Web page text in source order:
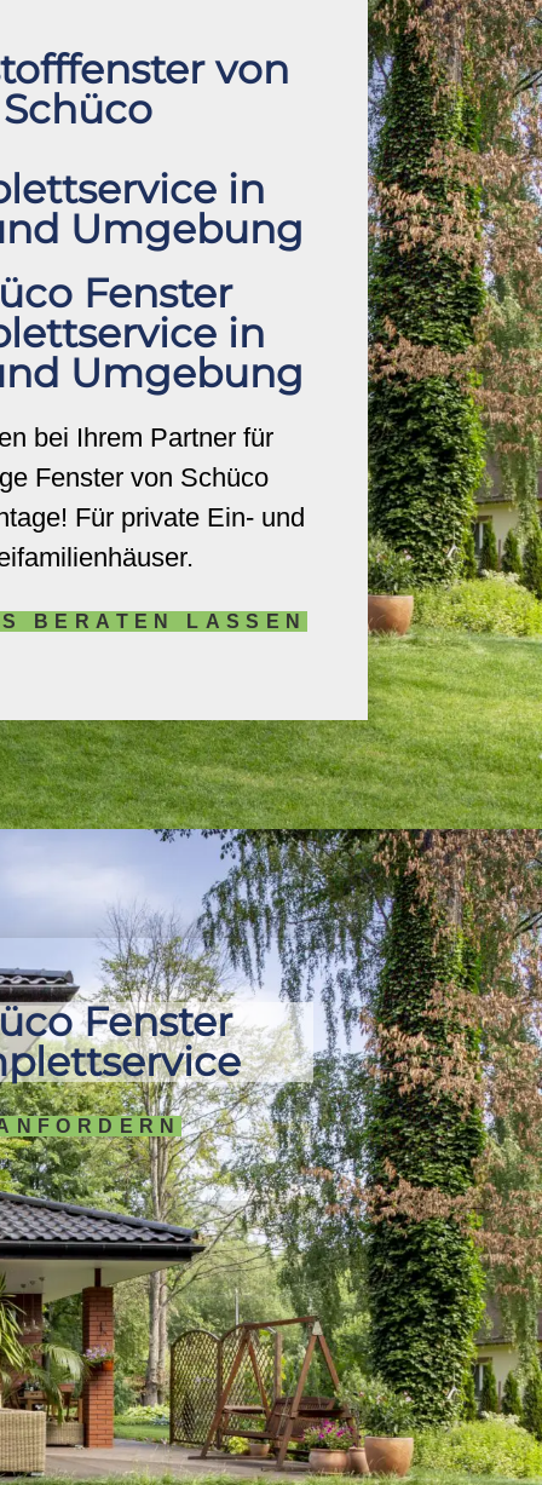
von
Schüco
in
Umgebung
Fenster
in
Umgebung
bei Ihrem Partner für
Fenster von Schüco
Für private Ein- und
BERATEN LASSEN
Fenster